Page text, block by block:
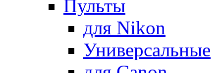
Пульты
для Nikon
Универсальные